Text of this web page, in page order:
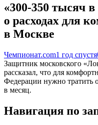
«300-350 тысяч
о расходах для
в Москве
Чемпионат.com1 год спустя
Защитник московского
рассказал, что для
Федерации нужно тратить
в месяц.
Навигация по